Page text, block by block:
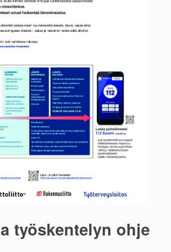
työskentelyn ohje